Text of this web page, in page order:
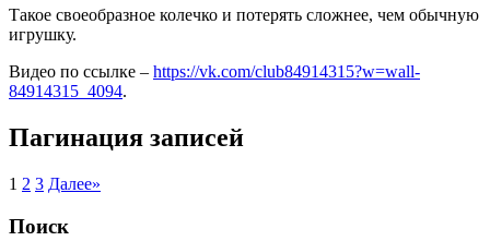
Такое своеобразное колечко и потерять сложнее, чем обычную
игрушку.
Видео по ссылке – https://vk.com/club84914315?w=wall-
84914315_4094.
Пагинация записей
1 2 3 Далее»
Поиск